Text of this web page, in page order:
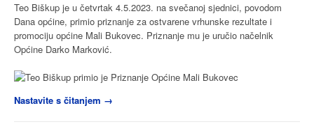
Teo Biškup je u četvrtak 4.5.2023. na svečanoj sjednici, povodom
Dana općine, primio priznanje za ostvarene vrhunske rezultate i
promociju općine Mali Bukovec. Priznanje mu je uručio načelnik
Općine Darko Marković.
Nastavite s čitanjem “Teo
→